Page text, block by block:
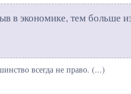
в экономике, тем больше
всегда не право. (...)